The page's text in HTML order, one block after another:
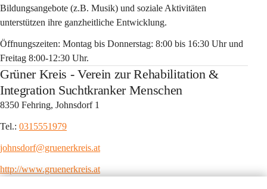
Bildungsangebote (z.B. Musik) und soziale Aktivitäten
unterstützen ihre ganzheitliche Entwicklung.
Öffnungszeiten: Montag bis Donnerstag: 8:00 bis 16:30 Uhr und
Freitag 8:00-12:30 Uhr.
Grüner Kreis - Verein zur Rehabilitation &
Integration Suchtkranker Menschen
8350 Fehring, Johnsdorf 1
Tel.: 0315551979
johnsdorf@gruenerkreis.at
http://www.gruenerkreis.at